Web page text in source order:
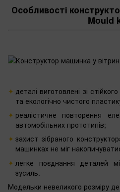
Особливості
Mould
деталі виготовлені зі
та екологічно чистого
реалістичне повторення
автомобільних прототипів;
захист зібраного
машинках не міг
легке поєднання деталей
зусиль.
Модельки невеликого розміру